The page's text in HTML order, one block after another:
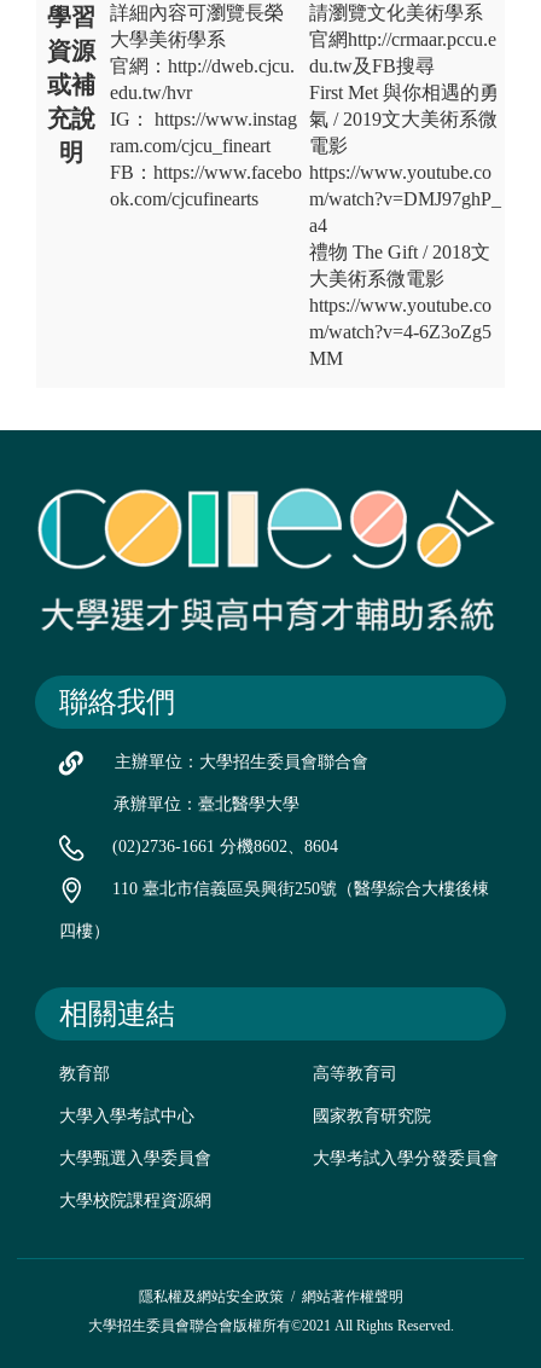
學習
資源
或補
充說
明
詳細內容可瀏覽長榮
大學美術學系
官網：http://dweb.cjcu.
edu.tw/hvr
IG： https://www.instag
ram.com/cjcu_fineart
FB：https://www.facebo
ok.com/cjcufinearts
請瀏覽文化美術學系
官網http://crmaar.pccu.e
du.tw及FB搜尋
First Met 與你相遇的勇
氣 / 2019文大美術系微
電影
https://www.youtube.co
m/watch?v=DMJ97ghP_
a4
禮物 The Gift / 2018文
大美術系微電影
https://www.youtube.co
m/watch?v=4-6Z3oZg5
MM
聯絡我們
主辦單位：大學招生委員會聯合會
承辦單位：臺北醫學大學
(02)2736-1661 分機8602、8604
110 臺北市信義區吳興街250號（醫學綜合大樓後棟
四樓）
相關連結
教育部 高等教育司
大學入學考試中心 國家教育研究院
大學甄選入學委員會 大學考試入學分發委員會
大學校院課程資源網
隱私權及網站安全政策/ 網站著作權聲明
大學招生委員會聯合會版權所有©2021 All Rights Reserved.